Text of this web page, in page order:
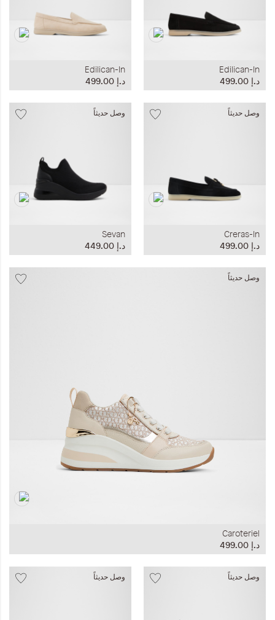
Edilican-In
د.إ‏ 499.00
Edilican-In
د.إ‏ 499.00
وصل حديثاً
Creras-In
د.إ‏ 499.00
وصل حديثاً
Sevan
د.إ‏ 449.00
وصل حديثاً
Caroteriel
د.إ‏ 499.00
وصل حديثاً وصل حديثاً